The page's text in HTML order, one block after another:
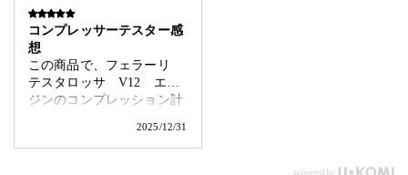
コンプレッサーテスター感
想
この商品で、フェラーリ
テスタロッサ V12 エン
ジンのコンプレッション計
出来ました。 結局 エンジ
ンが掛からない原因は ガ
2025/12/31